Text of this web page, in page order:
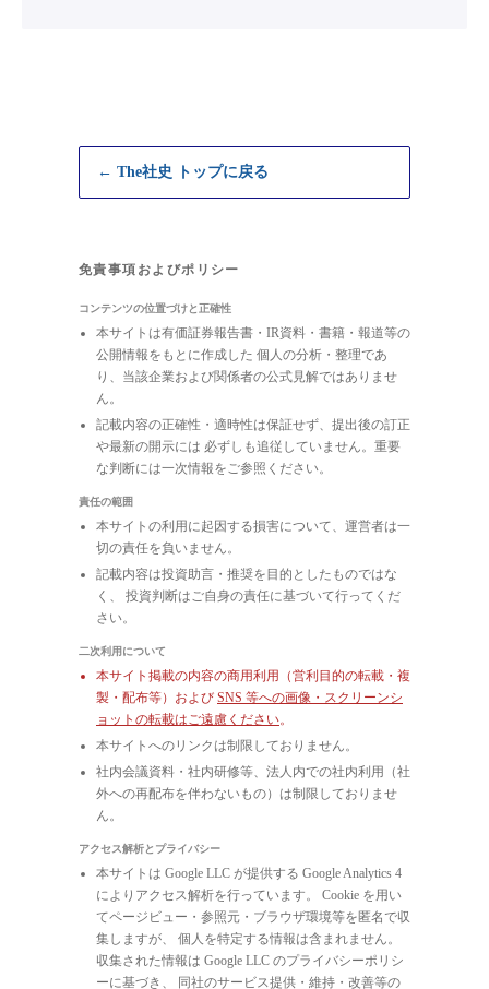
← The社史 トップに戻る
免責事項およびポリシー
コンテンツの位置づけと正確性
本サイトは有価証券報告書・IR資料・書籍・報道等の
公開情報をもとに作成した 個人の分析・整理であ
り、当該企業および関係者の公式見解ではありませ
ん。
記載内容の正確性・適時性は保証せず、提出後の訂正
や最新の開示には 必ずしも追従していません。重要
な判断には一次情報をご参照ください。
責任の範囲
本サイトの利用に起因する損害について、運営者は一
切の責任を負いません。
記載内容は投資助言・推奨を目的としたものではな
く、 投資判断はご自身の責任に基づいて行ってくだ
さい。
二次利用について
本サイト掲載の内容の商用利用（営利目的の転載・複
製・配布等）および SNS 等への画像・スクリーンシ
ョットの転載はご遠慮ください。
本サイトへのリンクは制限しておりません。
社内会議資料・社内研修等、法人内での社内利用（社
外への再配布を伴わないもの）は制限しておりませ
ん。
アクセス解析とプライバシー
本サイトは Google LLC が提供する Google Analytics 4
によりアクセス解析を行っています。 Cookie を用い
てページビュー・参照元・ブラウザ環境等を匿名で収
集しますが、 個人を特定する情報は含まれません。
収集された情報は Google LLC のプライバシーポリシ
ーに基づき、 同社のサービス提供・維持・改善等の